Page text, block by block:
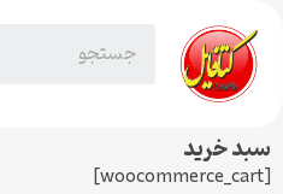
سبد خرید
[woocommerce_cart]